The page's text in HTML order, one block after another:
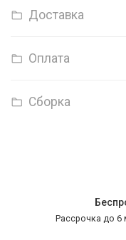
Доставка
Оплата
Сборка
Рассрочка до 6